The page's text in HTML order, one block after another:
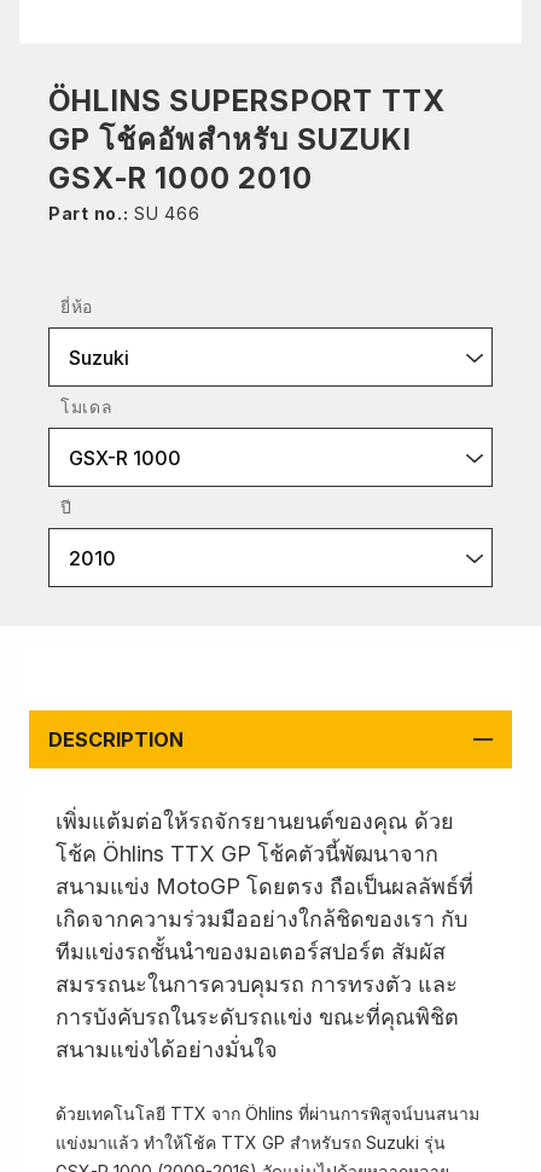
ÖHLINS SUPERSPORT TTX
GP โช้คอัพสำหรับ SUZUKI
GSX-R 1000 2010
Part no.: SU 466
ยี่ห้อ
Suzuki
โมเดล
GSX-R 1000
ปี
2010
DESCRIPTION
เพิ่มแต้มต่อให้รถจักรยานยนต์ของคุณ ด้วย
โช้ค Öhlins TTX GP โช้คตัวนี้พัฒนาจาก
สนามแข่ง MotoGP โดยตรง ถือเป็นผลลัพธ์ที่
เกิดจากความร่วมมืออย่างใกล้ชิดของเรา กับ
ทีมแข่งรถชั้นนำของมอเตอร์สปอร์ต สัมผัส
สมรรถนะในการควบคุมรถ การทรงตัว และ
การบังคับรถในระดับรถแข่ง ขณะที่คุณพิชิต
สนามแข่งได้อย่างมั่นใจ
ด้วยเทคโนโลยี TTX จาก Öhlins ที่ผ่านการพิสูจน์บนสนาม
แข่งมาแล้ว ทำให้โช้ค TTX GP สำหรับรถ Suzuki รุ่น